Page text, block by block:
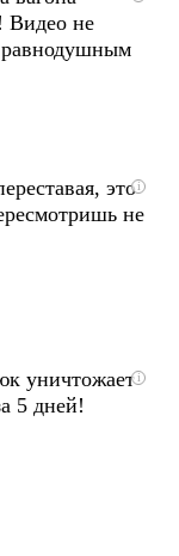
Видео не
равнодушным
i
это
не
i
уничтожает
5 дней!